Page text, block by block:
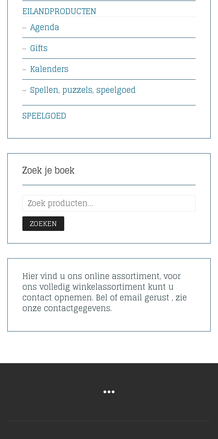
EILANDPRODUCTEN
Agenda
Gifts
Kalenders
Spellen, puzzels, speelgoed
SPEELGOED
Zoek je boek
ZOEKEN
Hier vind u ons online assortiment, voor
ons volledig winkelassortiment kunt u
contact opnemen. Bel of email gerust , zie
onze contactgegevens.